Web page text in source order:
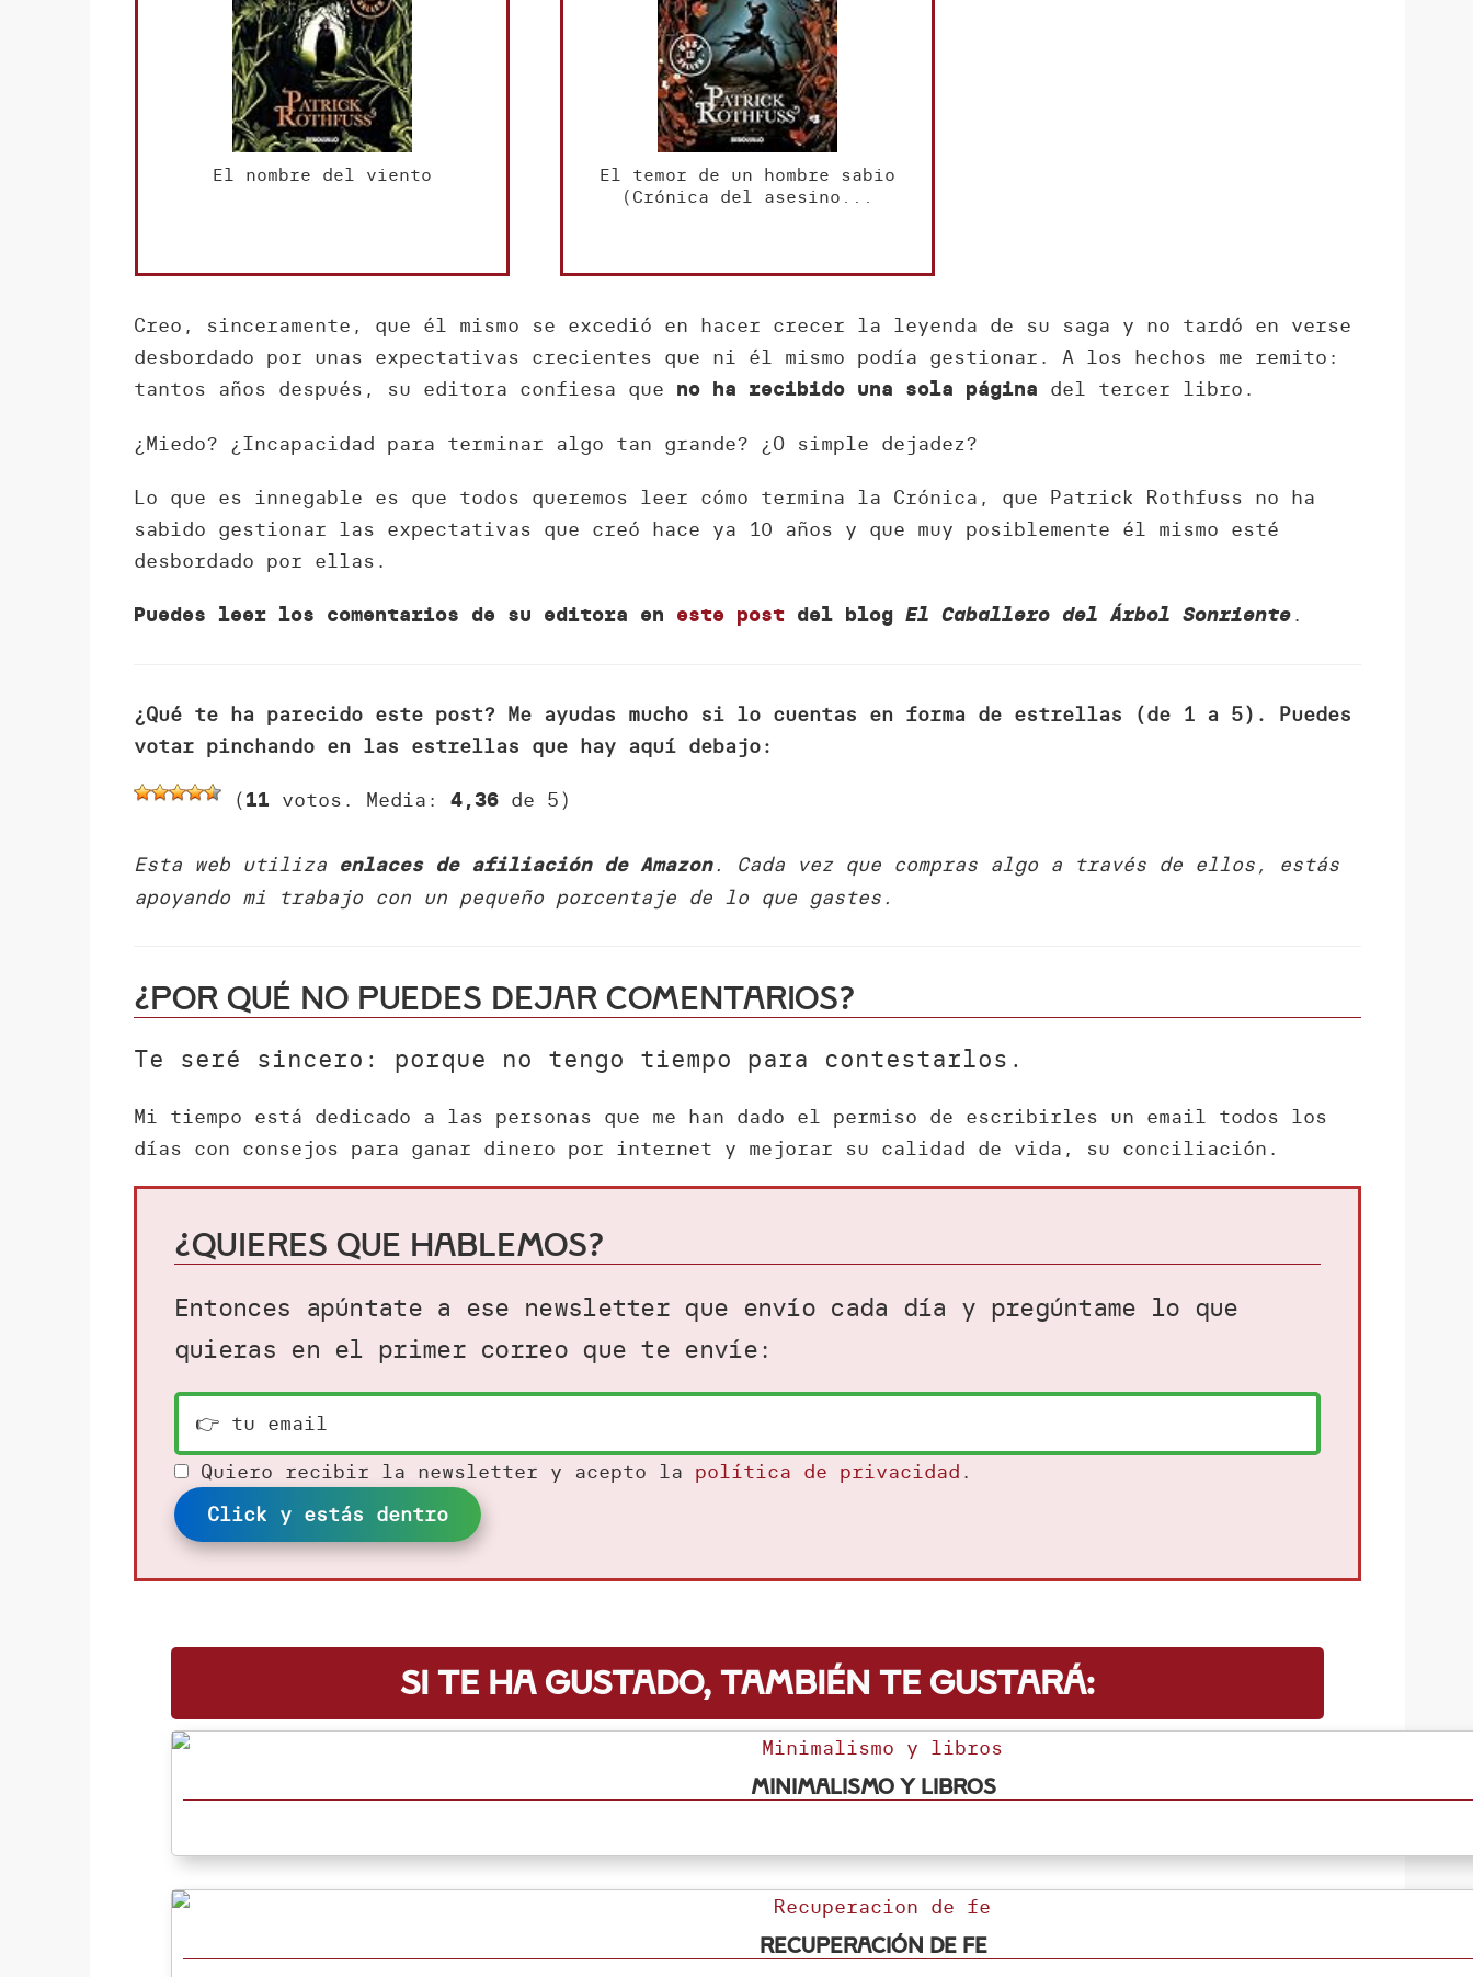
El nombre del viento
El temor de un hombre sabio
(Crónica del asesino...
Creo, sinceramente, que él mismo se excedió en hacer crecer la leyenda de su saga y no tardó en verse
desbordado por unas expectativas crecientes que ni él mismo podía gestionar. A los hechos me remito:
tantos años después, su editora confiesa que no ha recibido una sola página del tercer libro.
¿Miedo? ¿Incapacidad para terminar algo tan grande? ¿O simple dejadez?
Lo que es innegable es que todos queremos leer cómo termina la Crónica, que Patrick Rothfuss no ha
sabido gestionar las expectativas que creó hace ya 10 años y que muy posiblemente él mismo esté
desbordado por ellas.
Puedes leer los comentarios de su editora en este post del blogEl Caballero del Árbol Sonriente.
¿Qué te ha parecido este post? Me ayudas mucho si lo cuentas en forma de estrellas (de 1 a 5). Puedes
votar pinchando en las estrellas que hay aquí debajo:
(11 votos. Media:4,36 de 5)
Esta web utiliza enlaces de afiliación de Amazon. Cada vez que compras algo a través de ellos, estás
apoyando mi trabajo con un pequeño porcentaje de lo que gastes.
¿Por qué NO puedes dejar comentarios?
Te seré sincero: porque no tengo tiempo para contestarlos.
Mi tiempo está dedicado a las personas que me han dado el permiso de escribirles un email todos los
días con consejos para ganar dinero por internet y mejorar su calidad de vida, su conciliación.
¿Quieres que hablemos?
Entonces apúntate a ese newsletter que envío cada día y pregúntame lo que
quieras en el primer correo que te envíe:
Quiero recibir la newsletter y acepto la política de privacidad .
Click y estás dentro
Si te ha gustado, también te gustará:
Minimalismo y libros
Recuperación de fe